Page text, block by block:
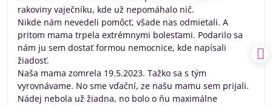
rakoviny vaječníku, kde už nepomáhalo nič.
Nikde nám nevedeli pomôcť, všade nas odmietali. A
pritom mama trpela extrémnymi bolesťami. Podarilo sa
nám ju sem dostať formou nemocnice, kde napísali
žiadosť.
Naša mama zomrela 19.5.2023. Tažko sa s tým
vyrovnávame. No sme vďační, ze našu mamu sem prijali.
Nádej nebola už žiadna, no bolo o ňu maximálne